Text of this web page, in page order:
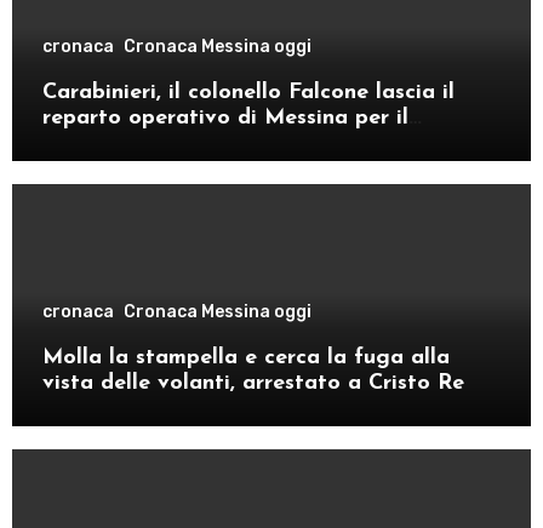
cronaca Cronaca Messina oggi
Carabinieri, il colonello Falcone lascia il
reparto operativo di Messina per il
cronaca Cronaca Messina oggi
Molla la stampella e cerca la fuga alla
vista delle volanti, arrestato a Cristo Re